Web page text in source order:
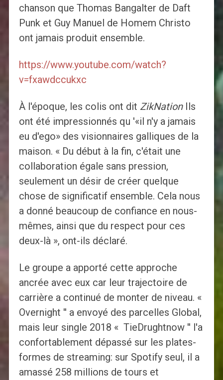
chanson que Thomas Bangalter de Daft
Punk et Guy Manuel de Homem Christo
ont jamais produit ensemble.
https://www.youtube.com/watch?
v=fxawdccukxc
À l'époque, les colis ont dit ZikNationIls
ont été impressionnés qu '«il n'y a jamais
eu d'ego» des visionnaires galliques de la
maison. « Du début à la fin, c'était une
collaboration égale sans pression,
seulement un désir de créer quelque
chose de significatif ensemble. Cela nous
a donné beaucoup de confiance en nous-
mêmes, ainsi que du respect pour ces
deux-là », ont-ils déclaré.
Le groupe a apporté cette approche
ancrée avec eux car leur trajectoire de
carrière a continué de monter de niveau. «
Overnight '' a envoyé des parcelles Global,
mais leur single 2018 « TieDrughtnow '' l'a
confortablement dépassé sur les plates-
formes de streaming: sur Spotify seul, il a
amassé 258 millions de tours et